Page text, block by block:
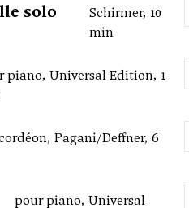
solo
Schirmer, 10
min
piano, Universal Edition, 1
Pagani/Deffner, 6
pour piano, Universal